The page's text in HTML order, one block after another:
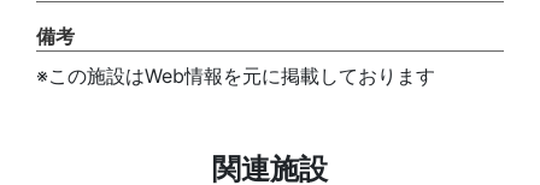
備考
※この施設はWeb情報を元に掲載しております
関連施設